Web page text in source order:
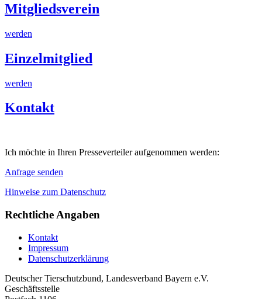
Mitgliedsverein
werden
Einzelmitglied
werden
Kontakt
Ich möchte in Ihren Presseverteiler aufgenommen werden:
Anfrage senden
Hinweise zum Datenschutz
Rechtliche Angaben
Kontakt
Impressum
Datenschutzerklärung
Deutscher Tierschutzbund, Landesverband Bayern e.V.
Geschäftsstelle